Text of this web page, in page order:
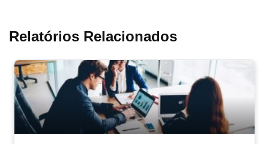
Relatórios Relacionados